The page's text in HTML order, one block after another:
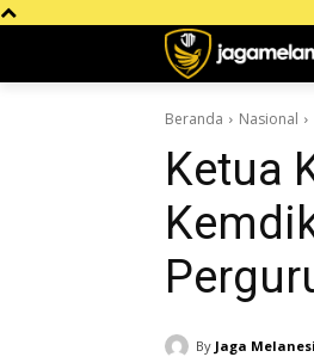
Beranda Nasional
Ketua
By Jaga